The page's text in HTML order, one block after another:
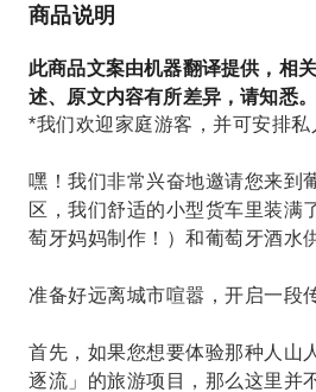
斯本度过一段美好的时光。
商品说明
此商品文案由机器翻译提供，相
述、原文内容有所差异，请知悉。
*我们欢迎家庭游客，并可安排私
嘿！我们非常兴奋地邀请您来到
区，我们舒适的小型货车里装满
萄牙妈妈制作！）和葡萄牙酒水
准备好远离城市喧嚣，开启一段
首先，如果您想要体验那种人山
逐流」的旅游项目，那么这里并